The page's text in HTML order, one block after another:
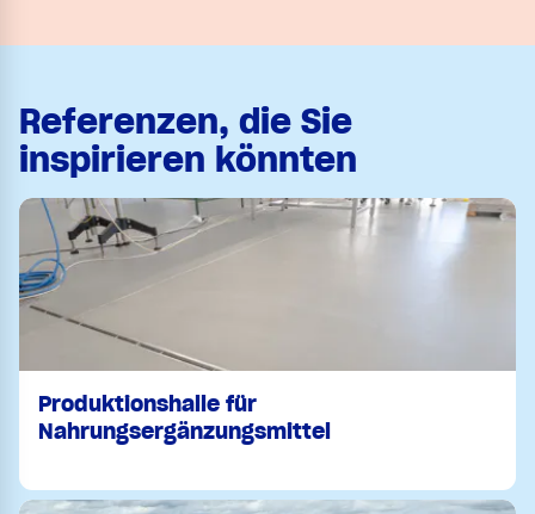
Referenzen, die Sie
inspirieren könnten
Produktionshalle für
Nahrungsergänzungsmittel